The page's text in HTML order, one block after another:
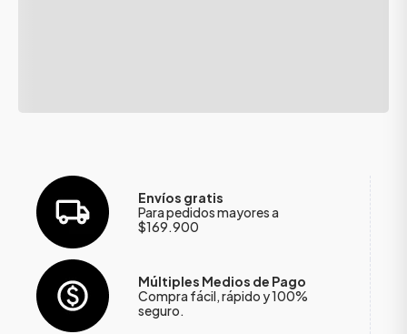
Envíos gratis
Para pedidos mayores a
$169.900
Múltiples Medios de Pago
Compra fácil, rápido y 100%
seguro.